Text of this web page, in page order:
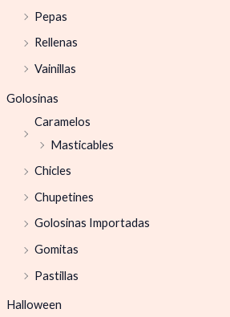
Pepas
Rellenas
Vainillas
Golosinas
Caramelos
Masticables
Chicles
Chupetines
Golosinas Importadas
Gomitas
Pastillas
Halloween